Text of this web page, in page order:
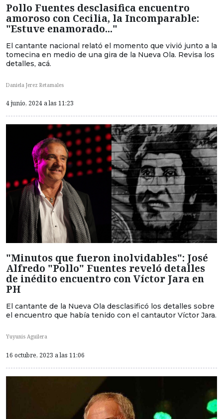
Pollo Fuentes desclasifica encuentro
amoroso con Cecilia, la Incomparable:
"Estuve enamorado..."
El cantante nacional relató el momento que vivió junto a la
tomecina en medio de una gira de la Nueva Ola. Revisa los
detalles, acá.
Daniela Jerez Retamales
4 junio, 2024 a las 11:23
"Minutos que fueron inolvidables": José
Alfredo "Pollo" Fuentes reveló detalles
de inédito encuentro con Víctor Jara en
PH
El cantante de la Nueva Ola desclasificó los detalles sobre
el encuentro que había tenido con el cantautor Víctor Jara.
Yuyunis Aguilera
16 octubre, 2023 a las 11:06